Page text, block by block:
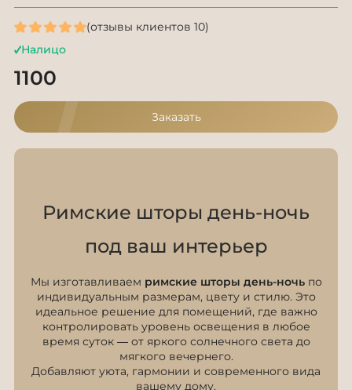
(отзывы клиентов 10)
Налицо
1100
Заказать
Римские шторы день-ночь
под ваш интерьер
Мы изготавливаем римские шторы день-ночьпо
индивидуальным размерам, цвету и стилю. Это
идеальное решение для помещений, где важно
контролировать уровень освещения в любое
время суток — от яркого солнечного света до
мягкого вечернего.
Добавляют уюта, гармонии и современного вида
вашему дому.